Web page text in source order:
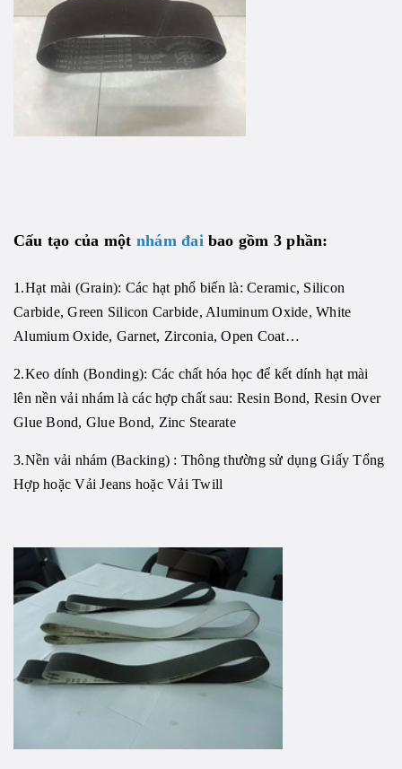
Cấu tạo của một nhám đaibao gồm 3 phần:
1.Hạt mài (Grain): Các hạt phổ biến là: Ceramic, Silicon
Carbide, Green Silicon Carbide, Aluminum Oxide, White
Alumium Oxide, Garnet, Zirconia, Open Coat…
2.Keo dính (Bonding): Các chất hóa học để kết dính hạt mài
lên nền vải nhám là các hợp chất sau: Resin Bond, Resin Over
Glue Bond, Glue Bond, Zinc Stearate
3.Nền vải nhám (Backing) : Thông thường sử dụng Giấy Tổng
Hợp hoặc Vải Jeans hoặc Vải Twill